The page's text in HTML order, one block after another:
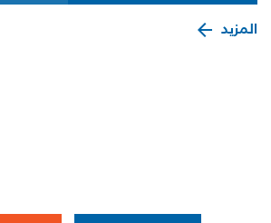
المزيد